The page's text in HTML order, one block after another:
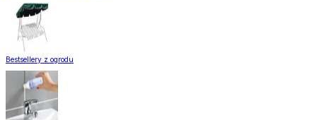
Bestsellery z ogrodu